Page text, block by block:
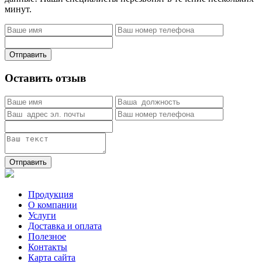
минут.
Отправить
Оставить отзыв
Отправить
Продукция
О компании
Услуги
Доставка и оплата
Полезное
Контакты
Карта сайта